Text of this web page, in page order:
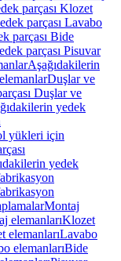
parçası Klozet
parçası Lavabo
parçası Bide
parçası Pisuvar
Aşağıdakilerin
Duşlar ve
Duşlar ve
yedek
yükleri için
yedek
Montaj
elemanlarıKlozet
elemanlarıLavabo
elemanlarıBide